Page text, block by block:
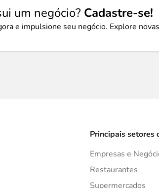
um negócio? Cadastre-se!
e impulsione seu negócio. Explore
Principais setores
Empresas e
Restaurantes
Supermercados